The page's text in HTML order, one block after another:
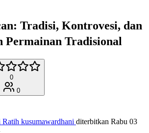
Tradisi, Kontrovesi, dan
Permainan Tradisional
0
0
Ratih kusumawardhani diterbitkan Rabu 03